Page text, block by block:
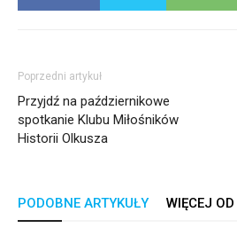
Poprzedni artykuł
Przyjdź na październikowe
spotkanie Klubu Miłośników
Historii Olkusza
PODOBNE ARTYKUŁY WIĘCEJ